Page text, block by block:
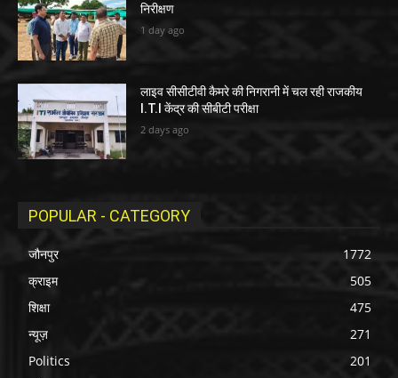
निरीक्षण
1 day ago
लाइव सीसीटीवी कैमरे की निगरानी में चल रही राजकीय
I.T.I केंद्र की सीबीटी परीक्षा
2 days ago
POPULAR - CATEGORY
जौनपुर
1772
क्राइम
505
शिक्षा
475
न्यूज़
271
Politics
201